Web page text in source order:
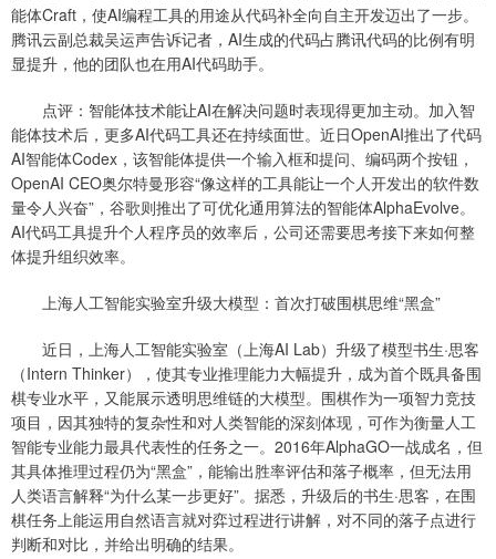
能体Craft，使AI编程工具的用途从代码补全向自主开发迈出了一步。
腾讯云副总裁吴运声告诉记者，AI生成的代码占腾讯代码的比例有明
显提升，他的团队也在用AI代码助手。
点评：智能体技术能让AI在解决问题时表现得更加主动。加入智
能体技术后，更多AI代码工具还在持续面世。近日OpenAI推出了代码
AI智能体Codex，该智能体提供一个输入框和提问、编码两个按钮，
OpenAI CEO奥尔特曼形容“像这样的工具能让一个人开发出的软件数
量令人兴奋”，谷歌则推出了可优化通用算法的智能体AlphaEvolve。
AI代码工具提升个人程序员的效率后，公司还需要思考接下来如何整
体提升组织效率。
上海人工智能实验室升级大模型：首次打破围棋思维“黑盒”
近日，上海人工智能实验室（上海AI Lab）升级了模型书生·思客
（Intern Thinker），使其专业推理能力大幅提升，成为首个既具备围
棋专业水平，又能展示透明思维链的大模型。围棋作为一项智力竞技
项目，因其独特的复杂性和对人类智能的深刻体现，可作为衡量人工
智能专业能力最具代表性的任务之一。2016年AlphaGO一战成名，但
其具体推理过程仍为“黑盒”，能输出胜率评估和落子概率，但无法用
人类语言解释“为什么某一步更好”。据悉，升级后的书生·思客，在围
棋任务上能运用自然语言就对弈过程进行讲解，对不同的落子点进行
判断和对比，并给出明确的结果。